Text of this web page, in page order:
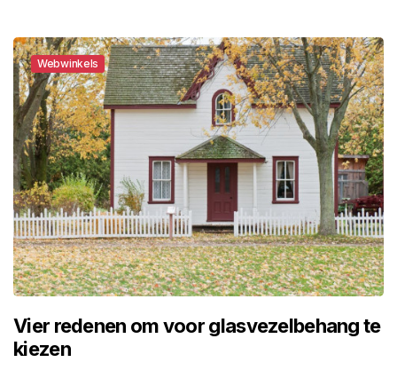
Webwinkels
Vier redenen om voor glasvezelbehang te
kiezen